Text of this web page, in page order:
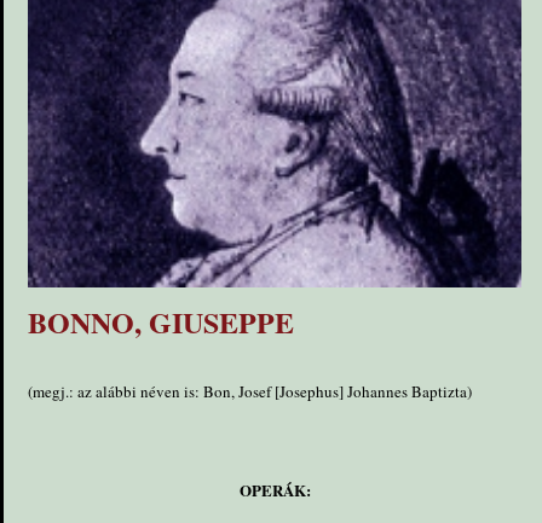
BONNO, GIUSEPPE
(megj.: az alábbi néven is: Bon, Josef [Josephus] Johannes Baptizta)
OPERÁK: